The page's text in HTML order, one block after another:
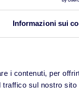
Informazioni sui
i contenuti, per
traffico sul nostro sito
le AEE e i
19/EU è
di Pile e
con il